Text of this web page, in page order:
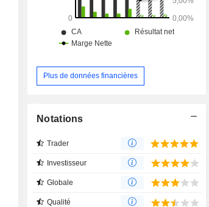
Plus de données financières
Notations
Trader
Investisseur
Globale
Qualité